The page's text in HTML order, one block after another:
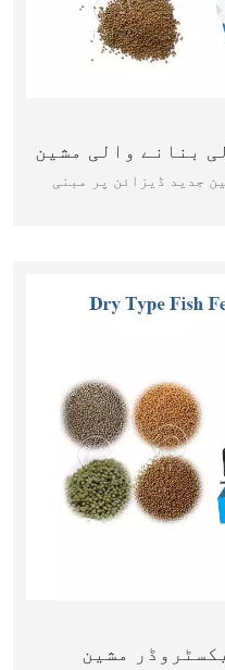
بنانے والی مشین
جدید ڈیزائن پر مبنی
مشین